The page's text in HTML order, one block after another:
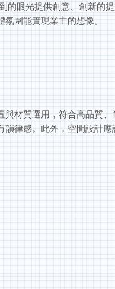
的眼光提供創意、創新的
圍能實現業主的想像。
材質選用，符合高品質
律感。此外，空間設計